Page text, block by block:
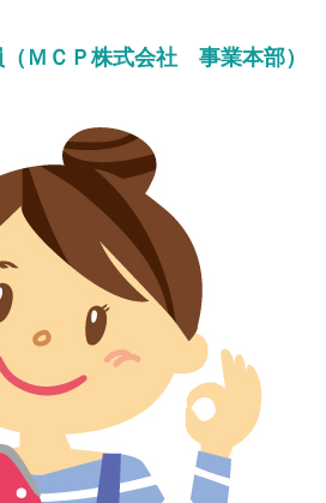
ＭＣＰ株式会社 事業本部）